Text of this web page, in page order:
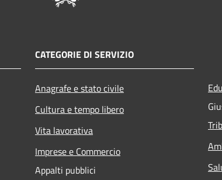
CATEGORIE DI SERVIZIO
Anagrafe e stato civile
Cultura e tempo libero
Vita lavorativa
Imprese e Commercio
Appalti pubblici